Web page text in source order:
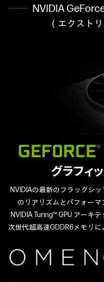
NVIDIA
（エクスト
NVIDIAの最新のフラッグシ
のリアリズムとパフォー
NVIDIA Turing™ GPU アーキ
次世代超高速GDDR6メモリに